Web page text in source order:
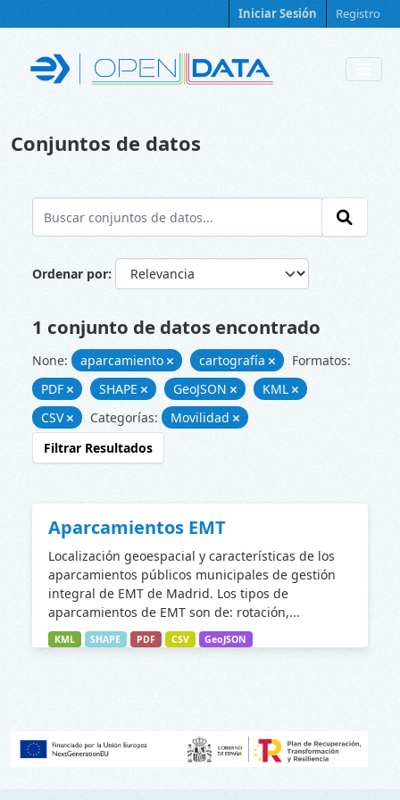
Iniciar Sesión Registro
Conjuntos de datos
Ordenar por
1 conjunto de datos encontrado
None: aparcamiento cartografía
Formatos:
PDF
SHAPE GeoJSON
KML
CSV
Categorías:
Movilidad
Filtrar Resultados
Aparcamientos EMT
Localización geoespacial y características de los
aparcamientos públicos municipales de gestión
integral de EMT de Madrid. Los tipos de
aparcamientos de EMT son de: rotación,...
KML SHAPE PDF CSV GeoJSON